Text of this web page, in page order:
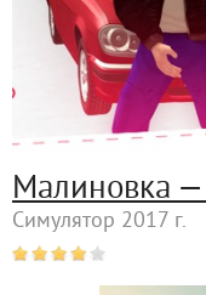
Малиновка
Симулятор 2017 г.